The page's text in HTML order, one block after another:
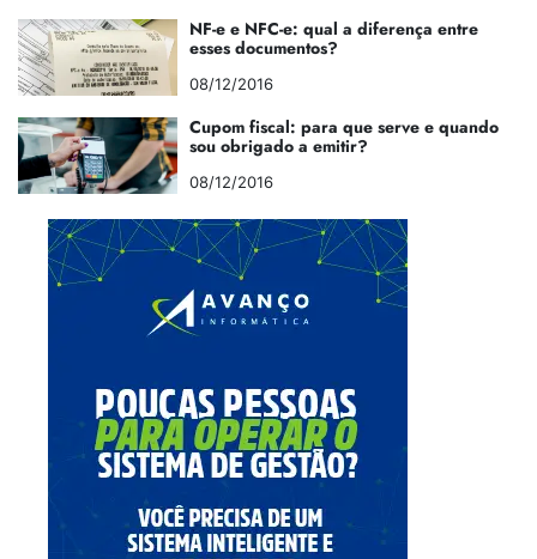
NF-e e NFC-e: qual a diferença entre
esses documentos?
08/12/2016
Cupom fiscal: para que serve e quando
sou obrigado a emitir?
08/12/2016